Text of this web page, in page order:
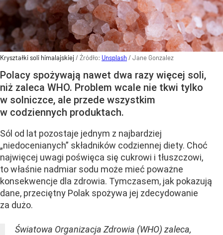
Kryształki soli himalajskiej/ Źródło: Unsplash / Jane Gonzalez
Polacy spożywają nawet dwa razy więcej soli,
niż zaleca WHO. Problem wcale nie tkwi tylko
w solniczce, ale przede wszystkim
w codziennych produktach.
Sól od lat pozostaje jednym z najbardziej
„niedocenianych” składników codziennej diety. Choć
najwięcej uwagi poświęca się cukrowi i tłuszczowi,
to właśnie nadmiar sodu może mieć poważne
konsekwencje dla zdrowia. Tymczasem, jak pokazują
dane, przeciętny Polak spożywa jej zdecydowanie
za dużo.
Światowa Organizacja Zdrowia (WHO) zaleca,